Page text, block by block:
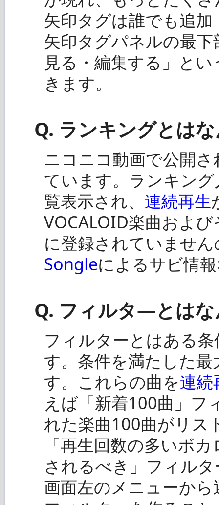
矢印タグは誰でも追
矢印タグパネルの最
見る・編集する」と
きます。
Q. ランキングとは
ニコニコ動画で公開
ています。ランキン
覧表示され、 連続再生
VOCALOID楽曲およ
に登録されていませ
Songleによるサビ情
Q. フィルタ―とは
フィルターとはある
す。条件を満たした
す。これらの曲を連続
えば「新着100曲」フ
れた楽曲100曲がリス
「再生回数の多いボ
されるべき」フィル
画面左のメニューか